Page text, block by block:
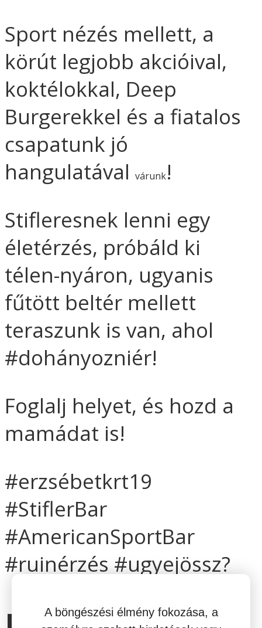
A böngészési élmény fokozása, a
Sport nézés mellett, a
körút legjobb akcióival,
koktélokkal, Deep
Burgerekkel és a fiatalos
csapatunk jó
hangulatával várunk!
Stifleresnek lenni egy
életérzés, próbáld ki
télen-nyáron, ugyanis
fűtött beltér mellett
teraszunk is van, ahol
#dohányozniér!
Foglalj helyet, és hozd a
mamádat is!
#erzsébetkrt19
#StiflerBar
#AmericanSportBar
#ruinérzés #ugyejössz?